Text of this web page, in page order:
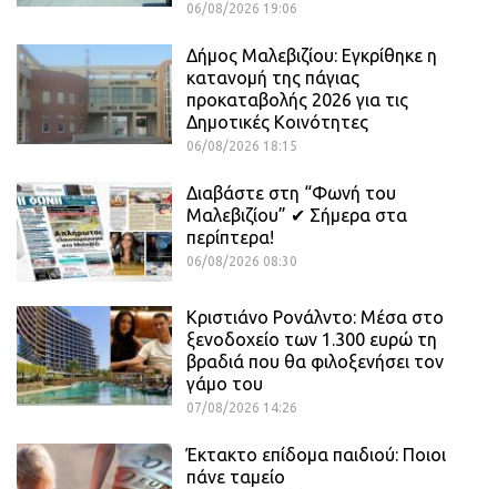
06/08/2026 19:06
Δήμος Μαλεβιζίου: Εγκρίθηκε η
κατανομή της πάγιας
προκαταβολής 2026 για τις
Δημοτικές Κοινότητες
06/08/2026 18:15
Διαβάστε στη “Φωνή του
Μαλεβιζίου” ✔ Σήμερα στα
περίπτερα!
06/08/2026 08:30
Κριστιάνο Ρονάλντο: Μέσα στο
ξενοδοχείο των 1.300 ευρώ τη
βραδιά που θα φιλοξενήσει τον
γάμο του
07/08/2026 14:26
Έκτακτο επίδομα παιδιού: Ποιοι
πάνε ταμείο